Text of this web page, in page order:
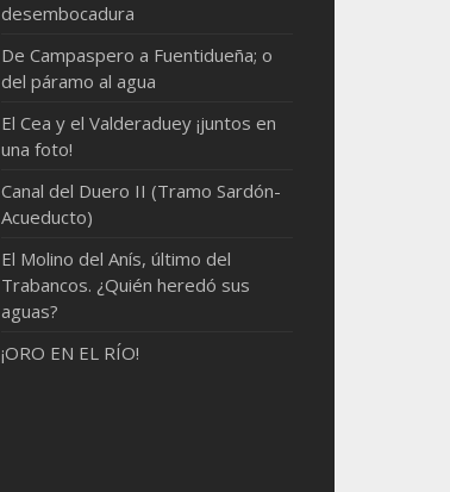
desembocadura
De Campaspero a Fuentidueña; o
del páramo al agua
El Cea y el Valderaduey ¡juntos en
una foto!
Canal del Duero II (Tramo Sardón-
Acueducto)
El Molino del Anís, último del
Trabancos. ¿Quién heredó sus
aguas?
¡ORO EN EL RÍO!